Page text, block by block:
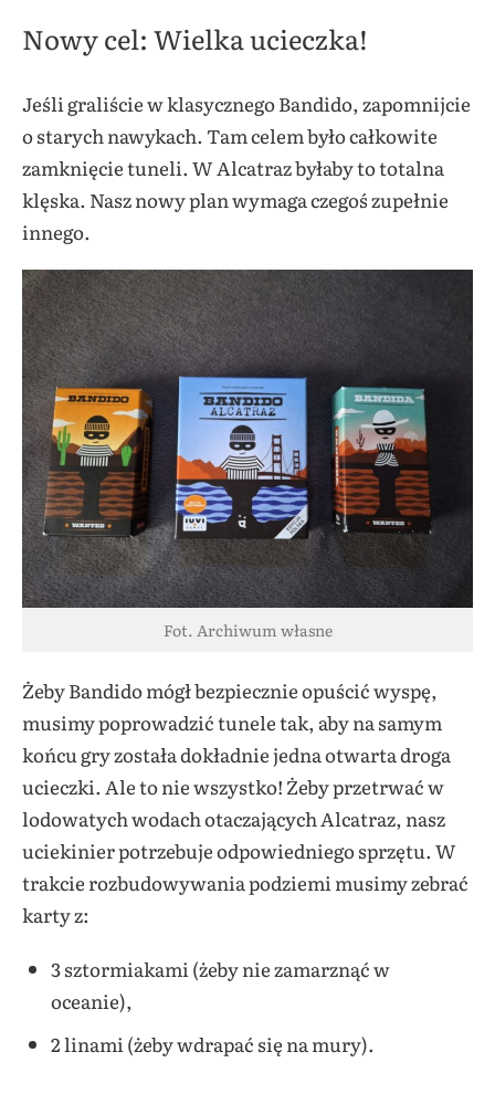
Nowy cel: Wielka ucieczka!
Jeśli graliście w klasycznego Bandido, zapomnijcie
o starych nawykach. Tam celem było całkowite
zamknięcie tuneli. W Alcatraz byłaby to totalna
klęska. Nasz nowy plan wymaga czegoś zupełnie
innego.
Fot. Archiwum własne
Żeby Bandido mógł bezpiecznie opuścić wyspę,
musimy poprowadzić tunele tak, aby na samym
końcu gry została dokładnie jedna otwarta droga
ucieczki. Ale to nie wszystko! Żeby przetrwać w
lodowatych wodach otaczających Alcatraz, nasz
uciekinier potrzebuje odpowiedniego sprzętu. W
trakcie rozbudowywania podziemi musimy zebrać
karty z:
3 sztormiakami (żeby nie zamarznąć w
oceanie),
2 linami (żeby wdrapać się na mury).